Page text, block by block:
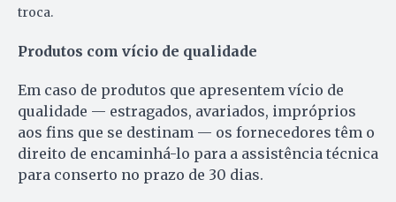
troca.
Produtos com vício de qualidade
Em caso de produtos que apresentem vício de
qualidade — estragados, avariados, impróprios
aos fins que se destinam — os fornecedores têm o
direito de encaminhá-lo para a assistência técnica
para conserto no prazo de 30 dias.